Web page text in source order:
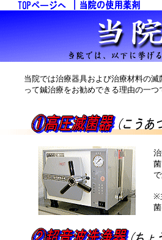
※
当院では治療器具および治療材料の
って鍼治療をお勧めできる理由の一